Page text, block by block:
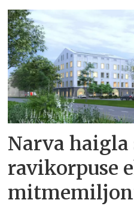
Narva haigla
ravikorpuse